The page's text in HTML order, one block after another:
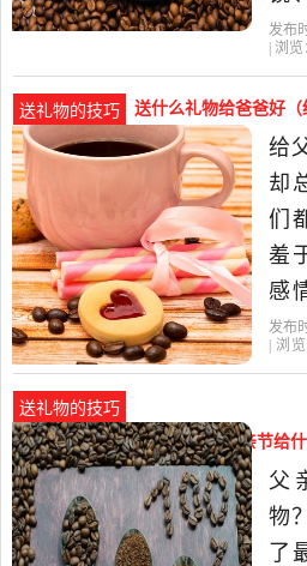
都
远
护
腿
腿
可
发布
| 浏览
送礼物的技巧 送什么礼物给爸爸好（
给
却
们
羞
感
紧
双
喜
女
东
发布
| 浏览
送礼物的技巧
父亲节一般都送什么礼物（父亲节给什
父
物
了